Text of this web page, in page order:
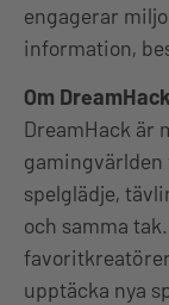
engagerar
information,
Om DreamHack
DreamHack är
spelglädje,
och samma
upptäcka nya